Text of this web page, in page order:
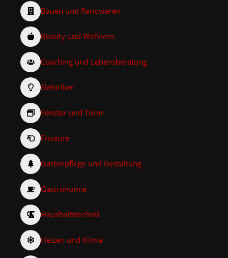
Bauen und Renovieren
Beauty und Wellness
Coaching und Lebensberatung
Elektriker
Fenster und Türen
Friseure
Gartenpflege und Gestaltung
Gastronomie
Haushaltstechnik
Heizen und Klima